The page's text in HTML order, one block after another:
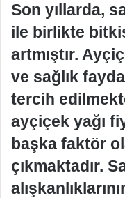
Son yıllarda,
ile birlikte
artmıştır.
ve sağlık
tercih
ayçiçek yağı
başka faktör
çıkmaktadır.